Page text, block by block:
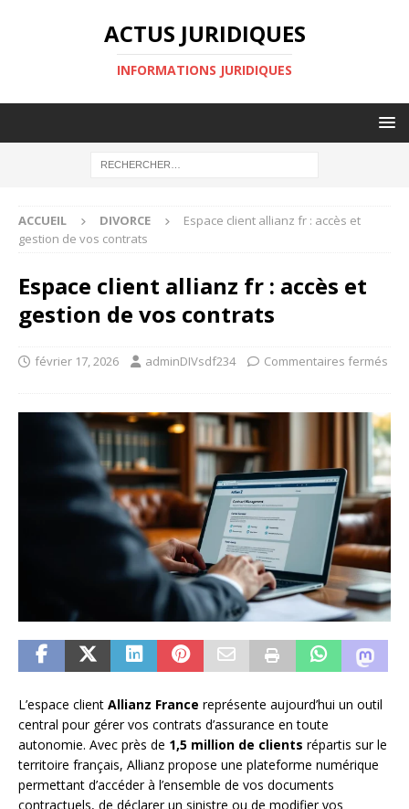
ACTUS JURIDIQUES
INFORMATIONS JURIDIQUES
ACCUEIL DIVORCE
Espace client allianz fr : accès et
gestion de vos contrats
Espace client allianz fr : accès et
gestion de vos contrats
février 17, 2026 adminDIVsdf234 Commentaires fermés
L’espace client Allianz France représente aujourd’hui un outil
central pour gérer vos contrats d’assurance en toute
autonomie. Avec près de 1,5 million de clients répartis sur le
territoire français, Allianz propose une plateforme numérique
permettant d’accéder à l’ensemble de vos documents
contractuels, de déclarer un sinistre ou de modifier vos